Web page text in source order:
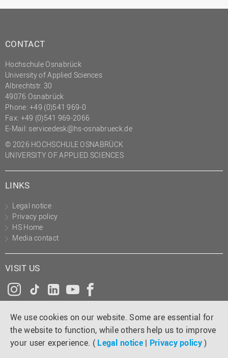
We use cookies on our website. Some are essential for
the website to function, while others help us to improve
your user experience. ( Legal notice | Privacy policy)
CONTACT
Hochschule Osnabrück
University of Applied Sciences
Albrechtstr. 30
49076 Osnabrück
Phone: +49 (0)541 969-0
Fax: +49 (0)541 969-2066
E-Mail: servicedesk@hs-osnabrueck.de
© 2026 HOCHSCHULE OSNABRÜCK
UNIVERSITY OF APPLIED SCIENCES
LINKS
Legal notice
Privacy policy
HS Home
Media contact
VISIT US
Instagram
Tiktok
LinkedInYouTube